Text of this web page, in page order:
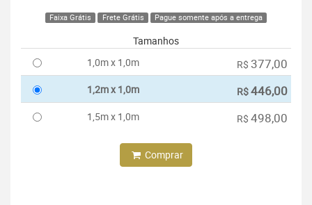
Faixa Grátis Frete Grátis Pague somente após a entrega
Tamanhos
1,0m x 1,0m
R$ 377,00
1,2m x 1,0m R$446,00
1,5m x 1,0m R$ 498,00
Comprar